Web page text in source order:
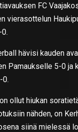
FC
vierasottelun
hävisi kauden
Pamaukselle 5-0 ja
0.
ollut hiukan
nähden, on
siinä mielessä